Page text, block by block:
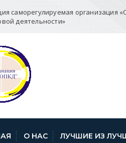
саморегулируемая организация
деятельности»
О НАС ЛУЧШИЕ ИЗ